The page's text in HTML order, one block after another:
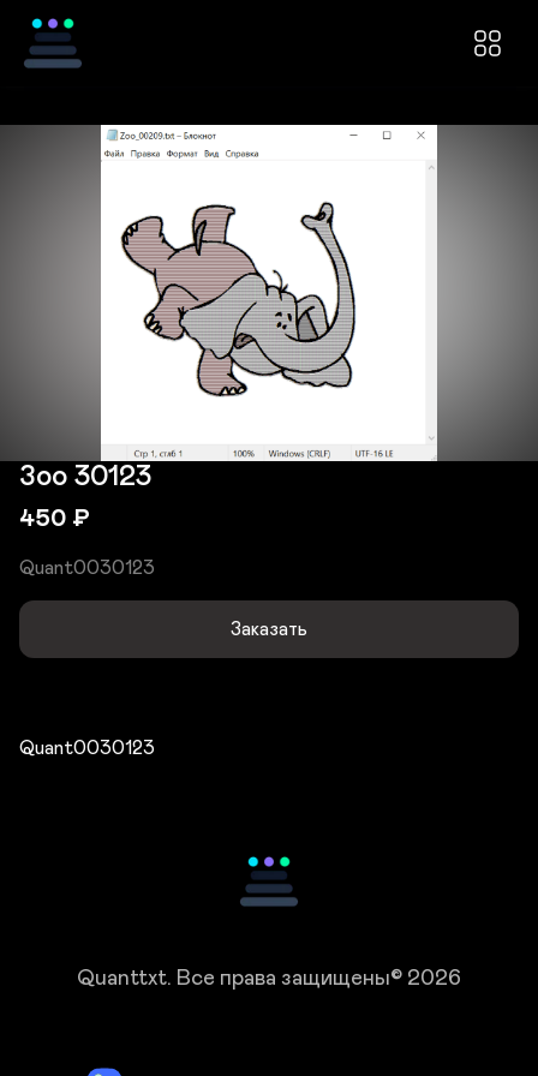
Зоо 30123
450 ₽
Quant0030123
Заказать
Quant0030123
Quanttxt. Все права защищены© 2026